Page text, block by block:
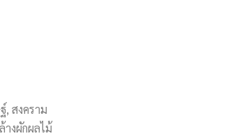
, สงคราม
างผักผลไม้